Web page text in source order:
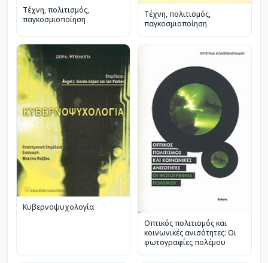
Τέχνη, πολιτισμός,
παγκοσμιοποίηση
Τέχνη, πολιτισμός,
παγκοσμιοποίηση
Κυβερνοψυχολογία
Οπτικός πολιτισμός και
κοινωνικές ανισότητες: Οι
φωτογραφίες πολέμου